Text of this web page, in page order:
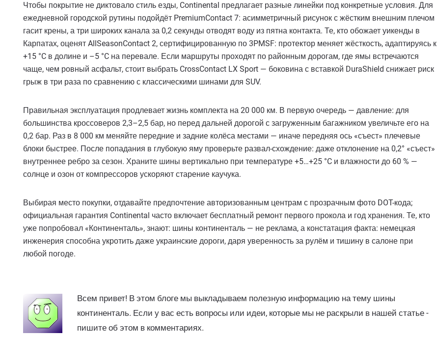
Чтобы покрытие не диктовало стиль езды, Continental предлагает разные линейки под конкретные условия. Для
ежедневной городской рутины подойдёт PremiumContact 7: асимметричный рисунок с жёстким внешним плечом
гасит крены, а три широких канала за 0,2 секунды отводят воду из пятна контакта. Те, кто обожает уикенды в
Карпатах, оценят AllSeasonContact 2, сертифицированную по 3PMSF: протектор меняет жёсткость, адаптируясь к
+15 °C в долине и –5 °C на перевале. Если маршруты проходят по районным дорогам, где ямы встречаются
чаще, чем ровный асфальт, стоит выбрать CrossContact LX Sport — боковина с вставкой DuraShield снижает риск
грыж в три раза по сравнению с классическими шинами для SUV.
Правильная эксплуатация продлевает жизнь комплекта на 20 000 км. В первую очередь — давление: для
большинства кроссоверов 2,3–2,5 бар, но перед дальней дорогой с загруженным багажником увеличьте его на
0,2 бар. Раз в 8 000 км меняйте передние и задние колёса местами — иначе передняя ось «съест» плечевые
блоки быстрее. После попадания в глубокую яму проверьте развал-схождение: даже отклонение на 0,2° «съест»
внутреннее ребро за сезон. Храните шины вертикально при температуре +5…+25 °C и влажности до 60 % —
солнце и озон от компрессоров ускоряют старение каучука.
Выбирая место покупки, отдавайте предпочтение авторизованным центрам с прозрачным фото DOT-кода;
официальная гарантия Continental часто включает бесплатный ремонт первого прокола и год хранения. Те, кто
уже попробовал «Континенталь», знают: шины континенталь — не реклама, а констатация факта: немецкая
инженерия способна укротить даже украинские дороги, даря уверенность за рулём и тишину в салоне при
любой погоде.
Всем привет! В этом блоге мы выкладываем полезную информацию на тему шины
континенталь. Если у вас есть вопросы или идеи, которые мы не раскрыли в нашей статье -
пишите об этом в комментариях.